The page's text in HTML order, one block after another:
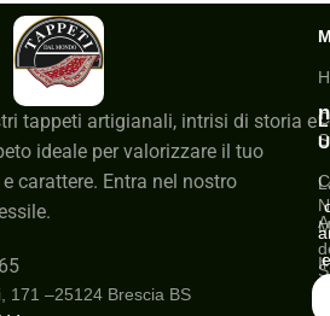
tappeti artigianali, intrisi di storia e
ideale per valorizzare il tuo
carattere. Entra nel nostro
171 –25124 Brescia BS